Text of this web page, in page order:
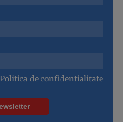
Politica de confidentialitate